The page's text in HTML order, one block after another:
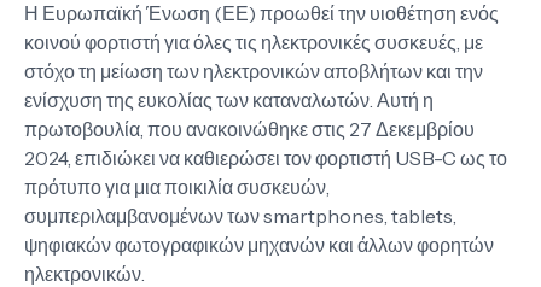
Η Ευρωπαϊκή Ένωση (ΕΕ) προωθεί την υιοθέτηση ενός
κοινού φορτιστή για όλες τις ηλεκτρονικές συσκευές, με
στόχο τη μείωση των ηλεκτρονικών αποβλήτων και την
ενίσχυση της ευκολίας των καταναλωτών. Αυτή η
πρωτοβουλία, που ανακοινώθηκε στις 27 Δεκεμβρίου
2024, επιδιώκει να καθιερώσει τον φορτιστή USB-C ως το
πρότυπο για μια ποικιλία συσκευών,
συμπεριλαμβανομένων των smartphones, tablets,
ψηφιακών φωτογραφικών μηχανών και άλλων φορητών
ηλεκτρονικών.